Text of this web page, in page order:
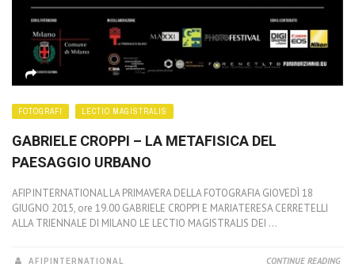
FOTOGRAFI LECTIO MAGISTRALIS
GABRIELE CROPPI – LA METAFISICA DEL
PAESAGGIO URBANO
AFIP INTERNATIONAL LA PRIMAVERA DELLA FOTOGRAFIA GIOVEDÌ 18
GIUGNO 2015, ore 19.00 GABRIELE CROPPI E MARIATERESA CERRETELLI
ALLA TRIENNALE DI MILANO LE LECTIO MAGISTRALIS DEI ...
AFIPINTERNATIONAL CONTINUE READING